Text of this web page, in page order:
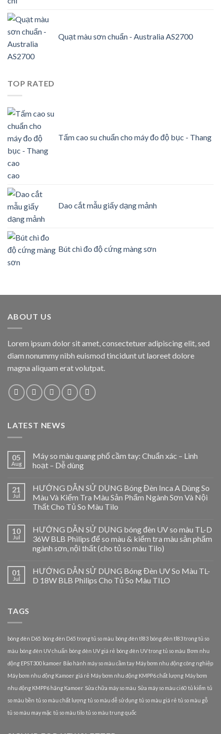
Quạt màu sơn chuẩn - Australia AS2700
TOP RATED
Tấm cao su chuẩn cho máy đo độ bục - Thang
cao
Dao cắt mẫu giấy dạng mảnh
Bút chì đo độ cứng màng sơn
ABOUT US
Lorem ipsum dolor sit amet, consectetuer adipiscing elit, sed
diam nonummy nibh euismod tincidunt ut laoreet dolore
magna aliquam erat volutpat.
LATEST NEWS
05
Aug
Máy so màu quang phổ cầm tay: Chuẩn xác – Linh
hoạt – Dễ dùng
21
Jul
HƯỚNG DẪN SỬ DỤNG Bóng Đèn Inca A Dùng So
Màu Và Kiểm Tra Màu Sản Phẩm Ngành Sơn Và Nội
Thất Cho Tủ So Màu Tilo
10
Jul
HƯỚNG DẪN SỬ DỤNG bóng đèn UV so màu TL-D
36W BLB Philips để so màu & kiểm tra màu sản phẩm
ngành sơn, nội thất (cho tủ so màu Tilo)
01
Jul
HƯỚNG DẪN SỬ DỤNG Bóng Đèn UV So Màu TL-
D 18W BLB Philips Cho Tủ So Màu TILO
TAGS
bóng đèn D65 bóng đèn D65 trong tủ so màu bóng đèn tl83 bóng đèn tl83 trong tủ so
màu bóng đèn UV chuẩn bóng đèn UV giá rẻ bóng đèn UV trong tủ so màu Bơm nhu
động EPST300 kamoer Bảo hành máy so màu cầm tay Máy bơm nhu động công nghiệp
Máy bơm nhu động Kamoer giá rẻ Máy bơm nhu động KMPP6 chất lượng Máy bơm
nhu động KMPP6 hãng Kamoer Sửa chữa máy so màu Sửa máy so màu ci60 tủ kiểm tủ
so màu bền tủ so màu chất lượng tủ so màu dễ sử dụng tủ so màu giá rẻ tủ so màu gỗ
tủ so màu may mặc tủ so màu tilo tủ so màu trung quốc